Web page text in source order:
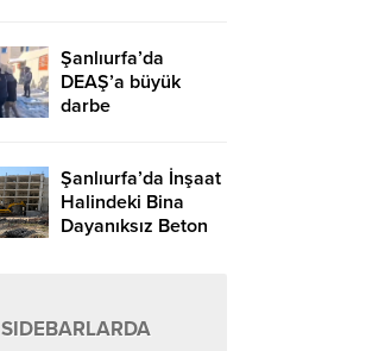
Şanlıurfa’da
DEAŞ’a büyük
darbe
Şanlıurfa’da İnşaat
Halindeki Bina
Dayanıksız Beton
SIDEBARLARDA